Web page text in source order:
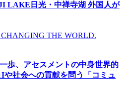
LAKE日光・中禅寺湖 外国人が
THE WORLD.
歩、アセスメントの中身世界的
や社会への貢献を問う「コミュ